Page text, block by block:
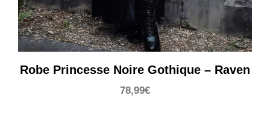
Robe Princesse Noire Gothique – Raven
78,99€